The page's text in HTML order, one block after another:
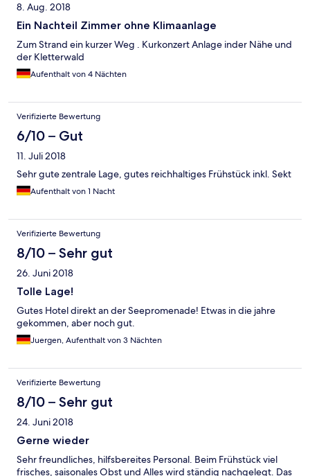
8. Aug. 2018
Ein Nachteil Zimmer ohne Klimaanlage
Zum Strand ein kurzer Weg . Kurkonzert Anlage inder Nähe und
der Kletterwald
Aufenthalt von 4 Nächten
Verifizierte Bewertung
6/10 – Gut
11. Juli 2018
Sehr gute zentrale Lage, gutes reichhaltiges Frühstück inkl. Sekt
Aufenthalt von 1 Nacht
Verifizierte Bewertung
8/10 – Sehr gut
26. Juni 2018
Tolle Lage!
Gutes Hotel direkt an der Seepromenade! Etwas in die jahre
gekommen, aber noch gut.
Juergen, Aufenthalt von 3 Nächten
Verifizierte Bewertung
8/10 – Sehr gut
24. Juni 2018
Gerne wieder
Sehr freundliches, hilfsbereites Personal. Beim Frühstück viel
frisches, saisonales Obst und Alles wird ständig nachgelegt. Das